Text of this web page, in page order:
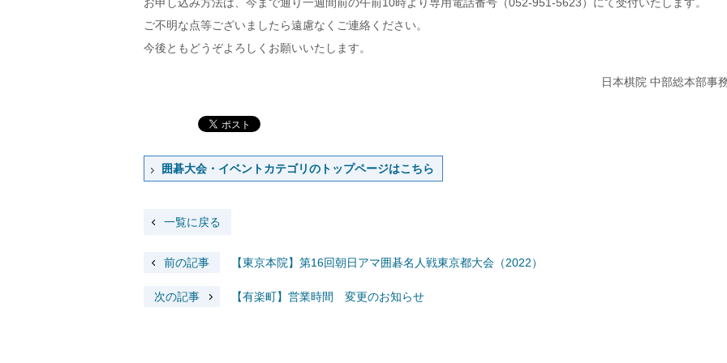
お申し込み方法は、今まで通り一週間前の午前10時より専用電話番号（052-951-5623）にて受付いたします。
ご不明な点等ございましたら遠慮なくご連絡ください。
今後ともどうぞよろしくお願いいたします。
日本棋院 中部総本部事
囲碁大会・イベントカテゴリのトップページはこちら
一覧に戻る
前の記事 【東京本院】第16回朝日アマ囲碁名人戦東京都大会（2022）
次の記事 【有楽町】営業時間 変更のお知らせ